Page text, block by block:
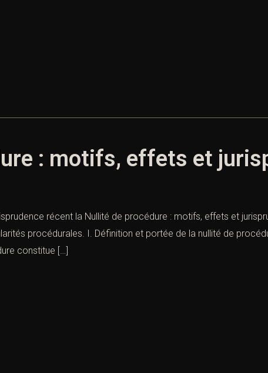
: motifs, effets et
récent la Nullité de procédure : motifs, effets et
procédurales. I. Définition et portée de la nullité de
constitue […]